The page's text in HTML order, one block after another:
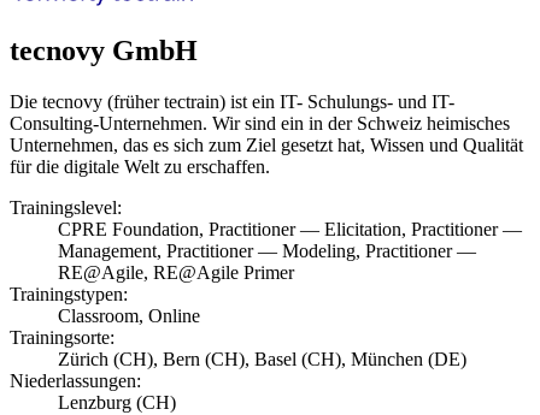
tecnovy GmbH
Die tecnovy (früher tectrain) ist ein IT- Schulungs- und IT-
Consulting-Unternehmen. Wir sind ein in der Schweiz heimisches
Unternehmen, das es sich zum Ziel gesetzt hat, Wissen und Qualität
für die digitale Welt zu erschaffen.
Trainingslevel:
CPRE Foundation, Practitioner — Elicitation, Practitioner —
Management, Practitioner — Modeling, Practitioner —
RE@Agile, RE@Agile Primer
Trainingstypen:
Classroom, Online
Trainingsorte:
Zürich (CH), Bern (CH), Basel (CH), München (DE)
Niederlassungen:
Lenzburg (CH)